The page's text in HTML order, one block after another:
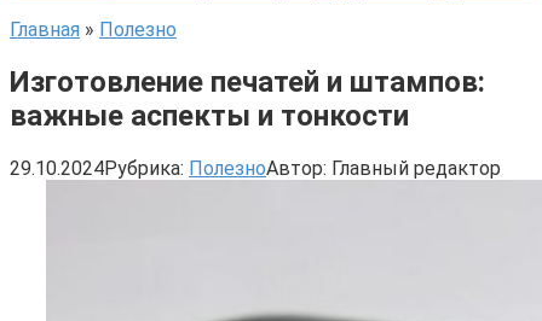
Главная » Полезно
Изготовление печатей и штампов:
важные аспекты и тонкости
29.10.2024Рубрика: ПолезноАвтор: Главный редактор